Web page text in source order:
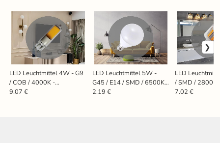
LED Leuchtmittel 4W - G9
/ COB / 4000K -
ZLS624COB
9.07 €
LED Leuchtmittel 5W -
G45 / E14 / SMD / 6500K -
ZLS802
2.19 €
LED
/ SMD / 2800K
ZLS615CW
7.02 €